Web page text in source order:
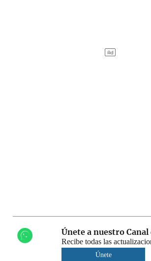
Únete a nuestro Canal
Recibe todas las
Únete